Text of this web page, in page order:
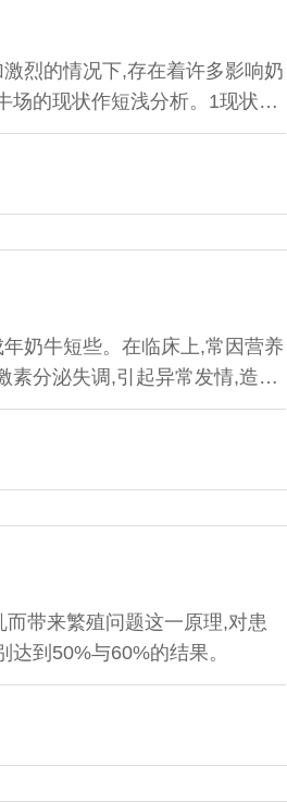
烈的情况下,存在着许多影响奶
场的现状作短浅分析。1现状分
中所面临的诸多困难因素,深深
的重要性。表1中所列数据是
奶牛短些。在临床上,常因营养
素分泌失调,引起异常发情,造成
上约占30%左右的产后奶牛,产
一次发情间隔少则3￣5天,多则
带来繁殖问题这一原理,对患
到50%与60%的结果。